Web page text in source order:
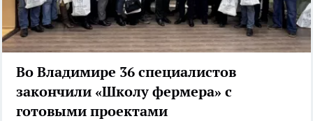
Во Владимире 36 специалистов
закончили «Школу фермера» с
готовыми проектами